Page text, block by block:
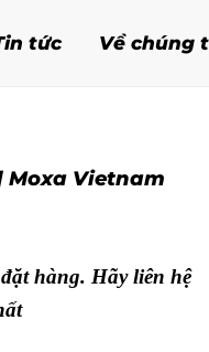
tức Về chúng
Moxa Vietnam
hàng. Hãy liên hệ